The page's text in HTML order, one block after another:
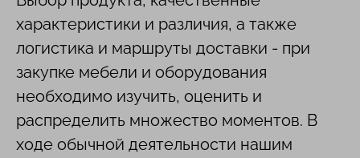
характеристики и различия, а также
логистика и маршруты доставки - при
закупке мебели и оборудования
необходимо изучить, оценить и
распределить множество моментов. В
ходе обычной деятельности нашим